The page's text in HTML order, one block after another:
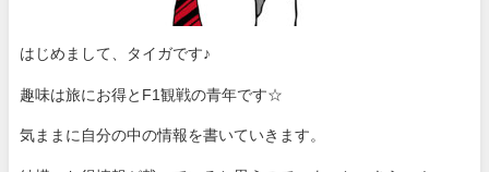
はじめまして、タイガです♪
趣味は旅にお得とF1観戦の青年です☆
気ままに自分の中の情報を書いていきます。